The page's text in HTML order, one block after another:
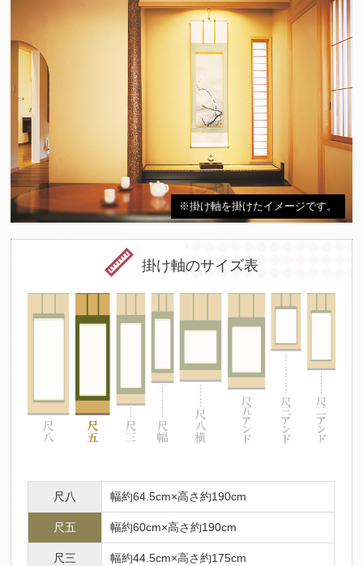
※掛け軸を掛けたイメージです。
掛け軸のサイズ表
尺八 幅約64.5cm×高さ約190cm
尺五 幅約60cm×高さ約190cm
尺三 幅約44.5cm×高さ約175cm